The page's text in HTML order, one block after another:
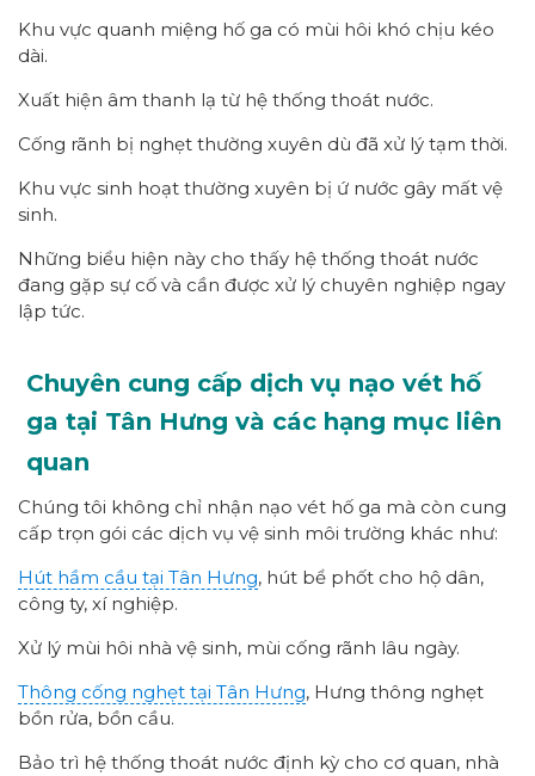
Khu vực quanh miệng hố ga có mùi hôi khó chịu kéo
dài.
Xuất hiện âm thanh lạ từ hệ thống thoát nước.
Cống rãnh bị nghẹt thường xuyên dù đã xử lý tạm thời.
Khu vực sinh hoạt thường xuyên bị ứ nước gây mất vệ
sinh.
Những biểu hiện này cho thấy hệ thống thoát nước
đang gặp sự cố và cần được xử lý chuyên nghiệp ngay
lập tức.
Chuyên cung cấp dịch vụ nạo vét hố
ga tại Tân Hưng và các hạng mục liên
quan
Chúng tôi không chỉ nhận nạo vét hố ga mà còn cung
cấp trọn gói các dịch vụ vệ sinh môi trường khác như:
Hút hầm cầu tại Tân Hưng, hút bể phốt cho hộ dân,
công ty, xí nghiệp.
Xử lý mùi hôi nhà vệ sinh, mùi cống rãnh lâu ngày.
Thông cống nghẹt tại Tân Hưng, Hưng thông nghẹt
bồn rửa, bồn cầu.
Bảo trì hệ thống thoát nước định kỳ cho cơ quan, nhà